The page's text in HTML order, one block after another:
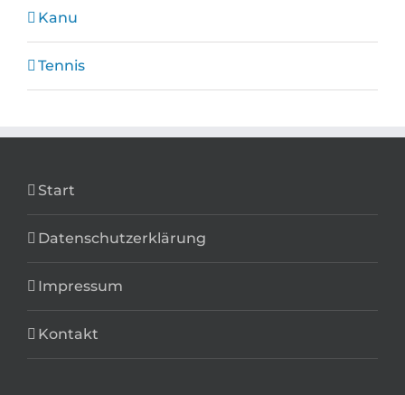
Kanu
Tennis
Start
Datenschutzerklärung
Impressum
Kontakt